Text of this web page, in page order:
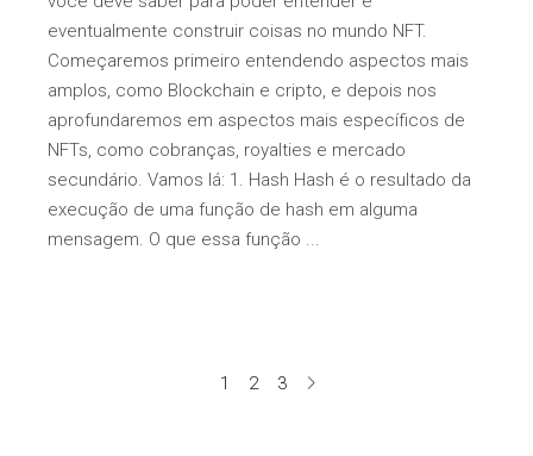
eventualmente construir coisas no mundo NFT.
Começaremos primeiro entendendo aspectos mais
amplos, como Blockchain e cripto, e depois nos
aprofundaremos em aspectos mais específicos de
NFTs, como cobranças, royalties e mercado
secundário. Vamos lá: 1. Hash Hash é o resultado da
execução de uma função de hash em alguma
mensagem. O que essa função
1 2 3